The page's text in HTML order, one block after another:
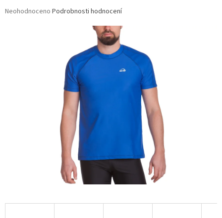
Průměrné
Neohodnoceno Podrobnosti hodnocení